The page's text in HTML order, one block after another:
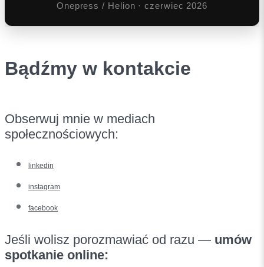
Onepress / Helion · czerwiec 2026
Bądźmy w kontakcie
Obserwuj mnie w mediach
społecznościowych:
linkedin
instagram
facebook
Jeśli wolisz porozmawiać od razu — umów
spotkanie online: